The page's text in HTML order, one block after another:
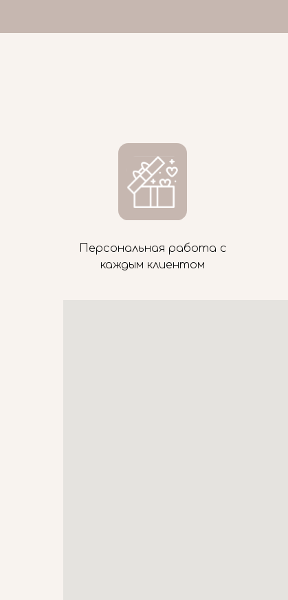
Персональная работа с
каждым клиентом